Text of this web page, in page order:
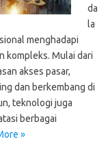
da
la
menghadapi
kompleks. Mulai dari
akses pasar,
dan berkembang di
teknologi juga
berbagai
»